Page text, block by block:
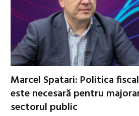
Marcel Spatari: Politica
este necesară pentru
sectorul public